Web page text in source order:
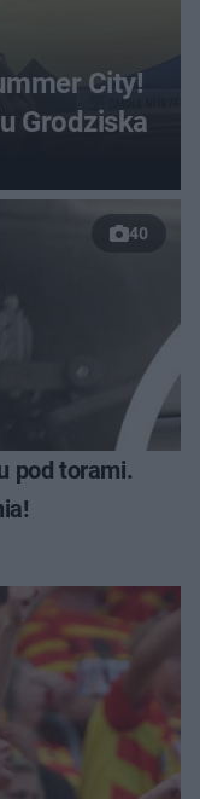
City!
Grodziska
40
pod torami.